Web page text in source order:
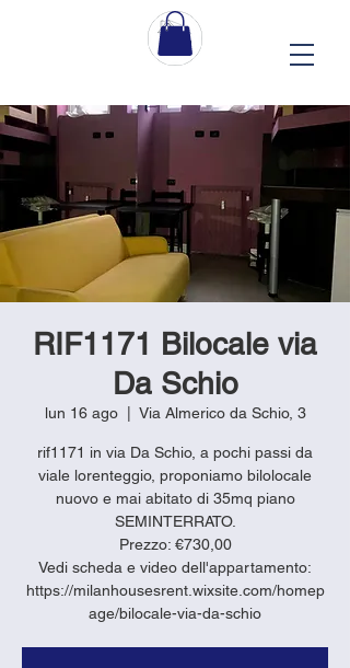
RIF1171 Bilocale via
Da Schio
lun 16 ago
  |
Via Almerico da Schio, 3
rif1171 in via Da Schio, a pochi passi da
viale lorenteggio, proponiamo bilolocale
nuovo e mai abitato di 35mq piano
SEMINTERRATO.
Prezzo: €730,00
Vedi scheda e video dell'appartamento:
https://milanhousesrent.wixsite.com/homep
age/bilocale-via-da-schio